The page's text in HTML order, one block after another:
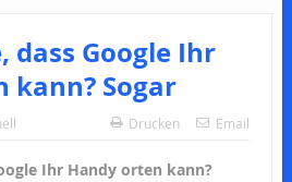
dass Google Ihr
kann? Sogar
Drucken Email
Ihr Handy orten kann?